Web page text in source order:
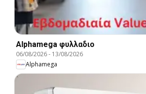
Alphamega φυλλαδιο
06/08/2026- 13/08/2026
Alphamega